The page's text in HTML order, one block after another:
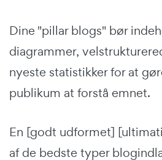
Dine "pillar blogs" bør
diagrammer,
nyeste statistikker for at
publikum at forstå emnet.
En [godt udformet]
af de bedste typer